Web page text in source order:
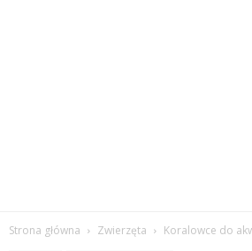
Strona główna Zwierzęta Koralowce do